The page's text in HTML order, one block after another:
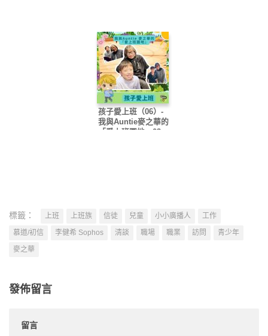
孩子愛上班（06）-
我與Auntie麥之華的
「愛上班園地」03
標籤： 上班 上班族 信徒 兒童 小小廣播人
工作
慕道/初信
李健希 Sophos 清談 職場 職業 訪問
青少年
麥之華
發佈留言
留言